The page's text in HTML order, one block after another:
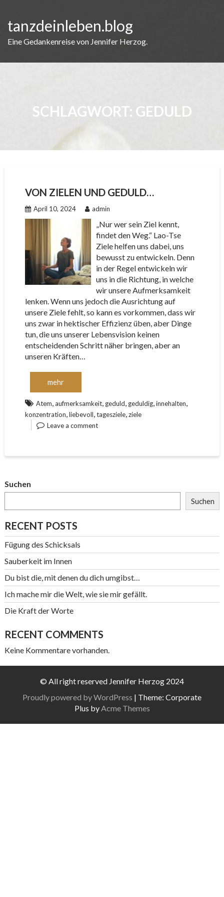
content
tanzdeinleben.blog
Eine Gedankenreise von Jennifer Herzog.
SCHLAGWORT: GEDULD
VON ZIELEN UND GEDULD…
April 10, 2024 admin
„Nur wer sein Ziel kennt,
findet den Weg.“ Lao-Tse
Ziele helfen uns dabei, uns
bewusst zu entwickeln. Denn
in der Regel entwickeln wir
uns in die Richtung, in welche
wir unsere Aufmerksamkeit
lenken. Wenn uns jedoch die Ausrichtung auf
unsere Ziele fehlt, so kann es vorkommen, dass wir
uns zwar in hektischer Effizienz üben, aber Dinge
tun, die uns unserer Lebensvision keinen
entscheidenden Schritt näher bringen, aber an
unseren Kräften…
mehr
Atem,aufmerksamkeit, geduld, geduldig,innehalten,
konzentration,liebevoll,tagesziele,ziele
Leave a comment
Suchen
Suchen
RECENT POSTS
Fügung des Schicksals
Sauberkeit im Innen
Du bist die, mit denen du dich umgibst…
Ich mache mir die Welt, wie sie mir gefällt.
Die Kraft der Worte
RECENT COMMENTS
Keine Kommentare vorhanden.
© All right reserved Jennifer Herzog 2024
Proudly powered by WordPress | Theme: Corporate
Plus byAcme Themes